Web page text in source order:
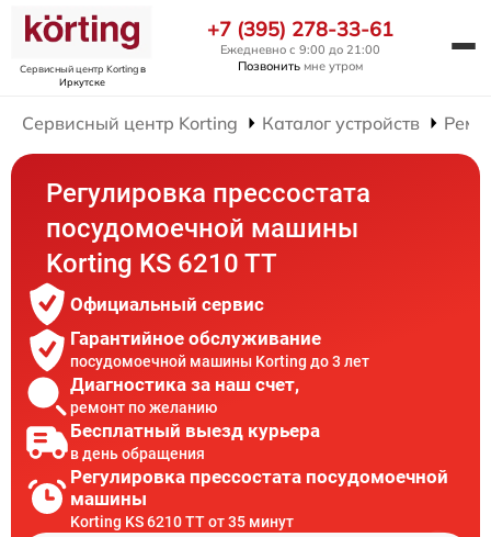
Сервисный центр Kortingв
Иркутске
+7 (395) 278-33-61
Ежедневно с 9:00 до 21:00
Позвонить мне утром
Сервисный центр Korting Каталог устройств
Регулировка прессостата
посудомоечной машины
Korting KS 6210 TT
Официальный сервис
Гарантийное обслуживание
посудомоечной машины Korting до 3 лет
Диагностика за наш счет,
ремонт по желанию
Бесплатный выезд курьера
в день обращения
Регулировка прессостата посудомоечной
машины
Korting KS 6210 TT от 35 минут